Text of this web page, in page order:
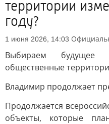
территории
году?
1 июня 2026, 14:03
Выбираем будущее
общественные
Владимир продолжает
Продолжается
объекты, которые